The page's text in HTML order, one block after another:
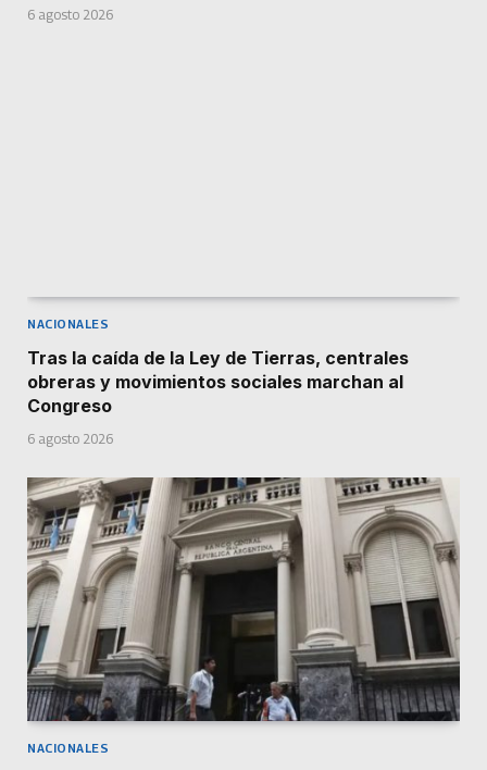
6 agosto 2026
NACIONALES
Tras la caída de la Ley de Tierras, centrales
obreras y movimientos sociales marchan al
Congreso
6 agosto 2026
NACIONALES